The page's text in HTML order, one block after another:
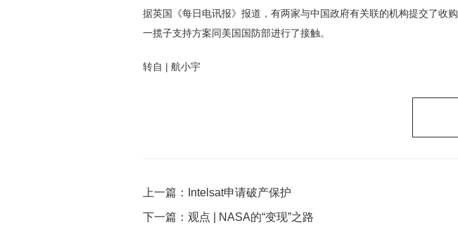
据英国《每日电讯报》报道，有两家与中国政府有关联的机构提交了收购一网部分资产的建议书。该报还报道说，一网已就意在帮助避开中方收购的一项
一揽子支持方案同美国国防部进行了接触。
转自 | 航小宇
上一篇：Intelsat申请破产保护
下一篇：观点 | NASA的“变现”之路